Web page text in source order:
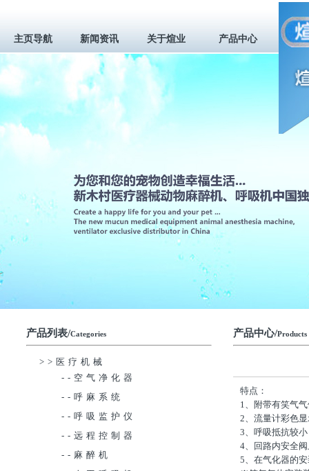
主页导航 新闻资讯 关于煊业 产品中心
产品列表/Categories
>>医疗机械
--空气净化器
--呼麻系统
--呼吸监护仪
--远程控制器
--麻醉机
产品中心/Products
特点：
1、附带有笑气
2、流量计彩色
3、呼吸抵抗较
4、回路内安全
5、在气化器的